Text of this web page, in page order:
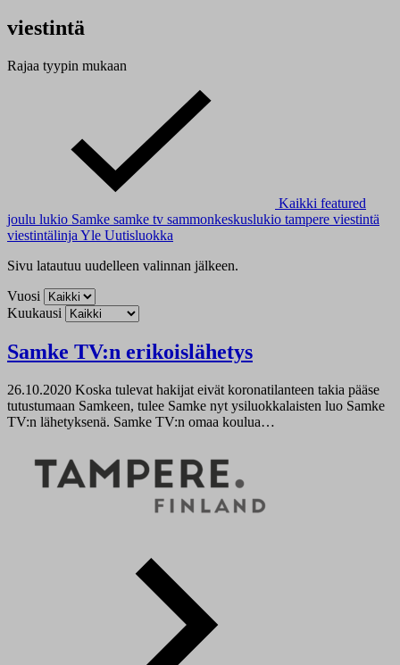
viestintä
Rajaa tyypin mukaan
Kaikki featured
joulu lukio Samke samke tv sammonkeskuslukio tampere viestintä
viestintälinja Yle Uutisluokka
Sivu latautuu uudelleen valinnan jälkeen.
Vuosi
Kuukausi
Samke TV:n erikoislähetys
26.10.2020 Koska tulevat hakijat eivät koronatilanteen takia pääse
tutustumaan Samkeen, tulee Samke nyt ysiluokkalaisten luo Samke
TV:n lähetyksenä. Samke TV:n omaa koulua…